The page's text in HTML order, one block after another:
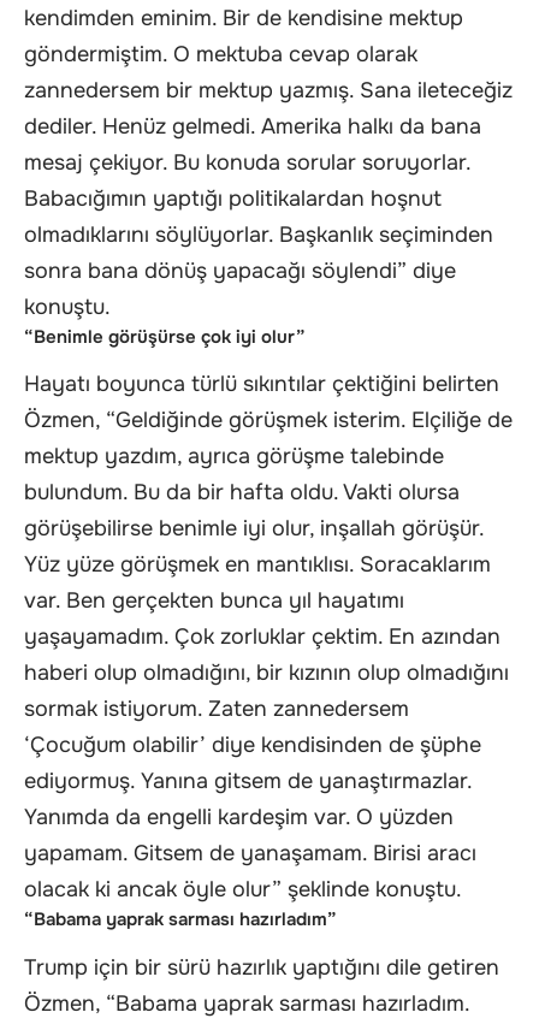
kendimden eminim. Bir de kendisine mektup
göndermiştim. O mektuba cevap olarak
zannedersem bir mektup yazmış. Sana ileteceğiz
dediler. Henüz gelmedi. Amerika halkı da bana
mesaj çekiyor. Bu konuda sorular soruyorlar.
Babacığımın yaptığı politikalardan hoşnut
olmadıklarını söylüyorlar. Başkanlık seçiminden
sonra bana dönüş yapacağı söylendi” diye
konuştu.
“Benimle görüşürse çok iyi olur”
Hayatı boyunca türlü sıkıntılar çektiğini belirten
Özmen, “Geldiğinde görüşmek isterim. Elçiliğe de
mektup yazdım, ayrıca görüşme talebinde
bulundum. Bu da bir hafta oldu. Vakti olursa
görüşebilirse benimle iyi olur, inşallah görüşür.
Yüz yüze görüşmek en mantıklısı. Soracaklarım
var. Ben gerçekten bunca yıl hayatımı
yaşayamadım. Çok zorluklar çektim. En azından
haberi olup olmadığını, bir kızının olup olmadığını
sormak istiyorum. Zaten zannedersem
‘Çocuğum olabilir’ diye kendisinden de şüphe
ediyormuş. Yanına gitsem de yanaştırmazlar.
Yanımda da engelli kardeşim var. O yüzden
yapamam. Gitsem de yanaşamam. Birisi aracı
olacak ki ancak öyle olur” şeklinde konuştu.
“Babama yaprak sarması hazırladım”
Trump için bir sürü hazırlık yaptığını dile getiren
Özmen, “Babama yaprak sarması hazırladım.